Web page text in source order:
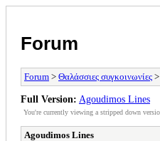
Forum
Forum > Θαλάσσιες συγκοινωνίες >
Full Version: Agoudimos Lines
You're currently viewing a stripped down
Agoudimos Lines